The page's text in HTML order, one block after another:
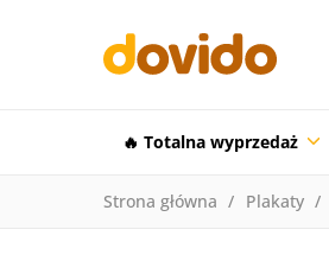
🔥 Totalna wyprzedaż
Strona główna Plakaty